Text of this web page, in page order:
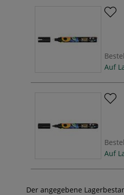
Auf
Auf
Der angegebene